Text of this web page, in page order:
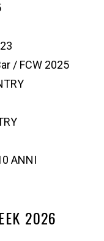
/ FCW 2025
ANNI
2026